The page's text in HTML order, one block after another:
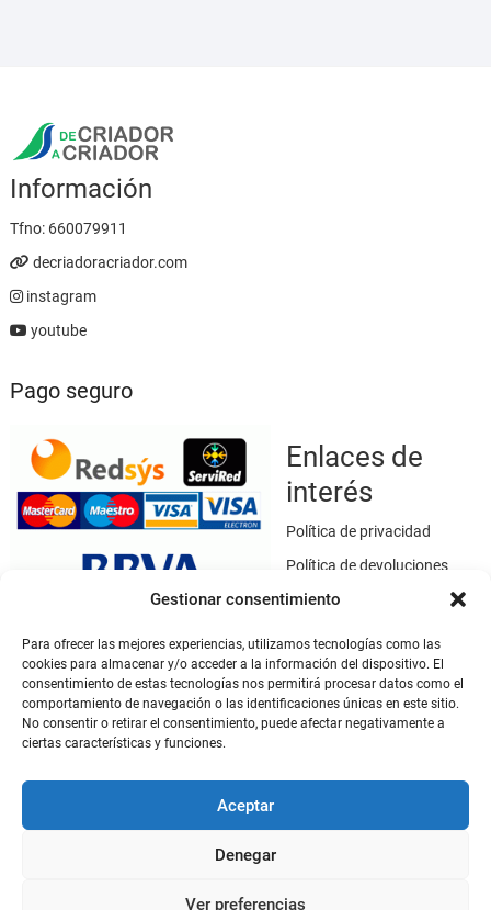
Gestionar consentimiento
Para ofrecer las mejores experiencias, utilizamos tecnologías como las
cookies para almacenar y/o acceder a la información del dispositivo. El
consentimiento de estas tecnologías nos permitirá procesar datos como el
comportamiento de navegación o las identificaciones únicas en este sitio.
No consentir o retirar el consentimiento, puede afectar negativamente a
ciertas características y funciones.
Aceptar
Denegar
Ver preferencias
Información
Tfno: 660079911
decriadoracriador.com
instagram
youtube
Pago seguro
Enlaces de
interés
Política de privacidad
Política de devoluciones
Política de cookies
Aviso legal
Este sitio web utiliza SSL / TLS como medio de seguridad para el
cifrado de datos.
Mi cuenta
Mi cuenta